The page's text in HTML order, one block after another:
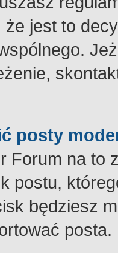
jest to
posty
Forum na to
postu,
będziesz
posta.